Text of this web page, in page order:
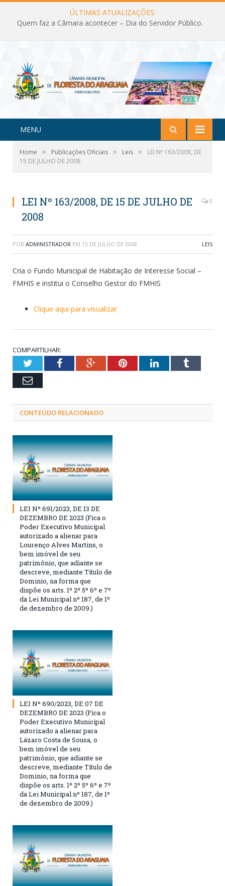
ÚLTIMAS ATUALIZAÇÕES:
Quem faz a Câmara acontecer – Dia do Servidor Público.
MENU
Home » Publicações Oficiais » Leis »
LEI Nº 163/2008, DE
15 DE JULHO DE 2008
LEI Nº 163/2008, DE 15 DE JULHO DE
2008
0
POR ADMINISTRADOR EM 15 DE JULHO DE 2008 LEIS
Cria o Fundo Municipal de Habitação de Interesse Social –
FMHIS e institui o Conselho Gestor do FMHIS
Clique aqui para visualizar
COMPARTILHAR:
TwitterFacebookGoogle+PinterestLinkedInTumblr
Email
CONTEÚDO RELACIONADO
LEI Nº 691/2023, DE 13 DE
DEZEMBRO DE 2023 (Fica o
Poder Executivo Municipal
autorizado a alienar para
Lourenço Alves Martins, o
bem imóvel de seu
patrimônio, que adiante se
descreve, mediante Título de
Dominio, na forma que
dispõe os arts. 1º 2º 5º 6º e 7º
da Lei Municipal nº 187, de 1º
de dezembro de 2009.)
LEI Nº 690/2023, DE 07 DE
DEZEMBRO DE 2023 (Fica o
Poder Executivo Municipal
autorizado a alienar para
Lázaro Costa de Sousa, o
bem imóvel de seu
patrimônio, que adiante se
descreve, mediante Título de
Dominio, na forma que
dispõe os arts. 1º 2º 5º 6º e 7º
da Lei Municipal nº 187, de 1º
de dezembro de 2009.)